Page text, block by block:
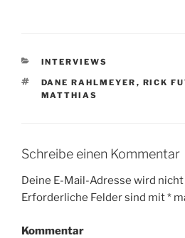
KATEGORIEN
INTERVIEWS
SCHLAGWÖRTER
DANE RAHLMEYER , RICK
MATTHIAS
Schreibe einen Kommentar
Deine E-Mail-Adresse wird
Erforderliche Felder sind mit*
Kommentar